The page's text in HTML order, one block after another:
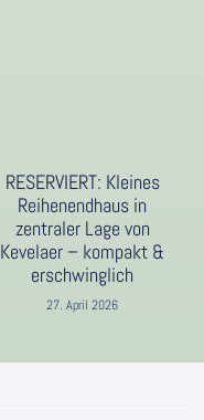
RESERVIERT: Kleines
Reihenendhaus in
zentraler Lage von
Kevelaer – kompakt &
erschwinglich
27. April 2026